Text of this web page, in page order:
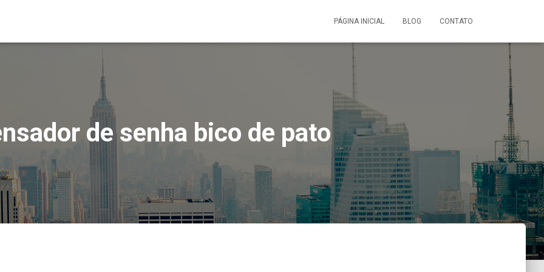
PÁGINA INICIAL BLOG CONTATO
de senha bico de pato